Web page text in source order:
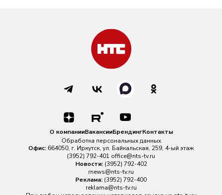
О компанииВакансииБрендингКонтакты
Обработка персональных данных
Офис: 664050, г. Иркутск, ул. Байкальская, 259, 4-ый этаж
(3952) 792-401 office@nts-tv.ru
Новости: (3952) 792-402
rnews@nts-tv.ru
Реклама: (3952) 792-400
reklama@nts-tv.ru